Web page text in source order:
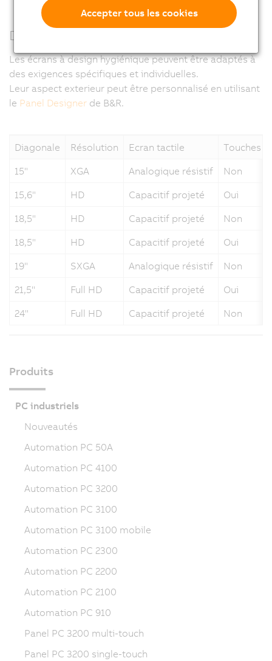
Design personnalisé
Les écrans à design hygiénique peuvent être adaptés à
des exigences spécifiques et individuelles.
Leur aspect exterieur peut être personnalisé en utilisant
le Panel Designer de B&R.
Diagonale Résolution Ecran tactile
Touches
15"
XGA Analogique résistif
Non
15,6"
HD Capacitif projeté
Oui
18,5"
HD Capacitif projeté
Non
18,5"
HD Capacitif projeté
Oui
19"
SXGA Analogique résistif
Non
21,5"
Full HD Capacitif projeté
Oui
24"
Full HD Capacitif projeté Non
Produits
PC industriels
Nouveautés
Automation PC 50A
Automation PC 4100
Automation PC 3200
Automation PC 3100
Automation PC 3100 mobile
Automation PC 2300
Automation PC 2200
Automation PC 2100
Automation PC 910
Panel PC 3200 multi-touch
Panel PC 3200 single-touch
Accepter tous les cookies